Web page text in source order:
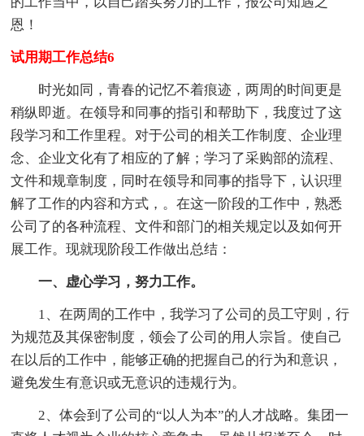
恩！
试用期工作总结6
时光如同，青春的记忆不着痕迹，两周的时间更是
稍纵即逝。在领导和同事的指引和帮助下，我度过了这
段学习和工作里程。对于公司的相关工作制度、企业理
念、企业文化有了相应的了解；学习了采购部的流程、
文件和规章制度，同时在领导和同事的指导下，认识理
解了工作的内容和方式，。在这一阶段的工作中，熟悉
公司了的各种流程、文件和部门的相关规定以及如何开
展工作。现就现阶段工作做出总结：
一、虚心学习，努力工作。
1、在两周的工作中，我学习了公司的员工守则，行
为规范及其保密制度，领会了公司的用人宗旨。使自己
在以后的工作中，能够正确的把握自己的行为和意识，
避免发生有意识或无意识的违规行为。
2、体会到了公司的“以人为本”的人才战略。集团一